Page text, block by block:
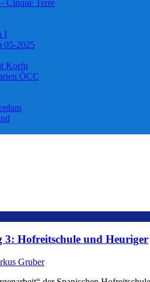
Cinque Terre
I
05-2025
Korfu
ÖCC
3: Hofreitschule und Heuriger
Gruber